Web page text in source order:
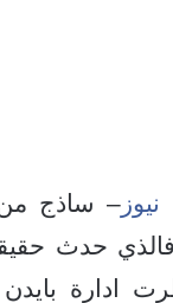
– ساذج من
حدث
ادارة